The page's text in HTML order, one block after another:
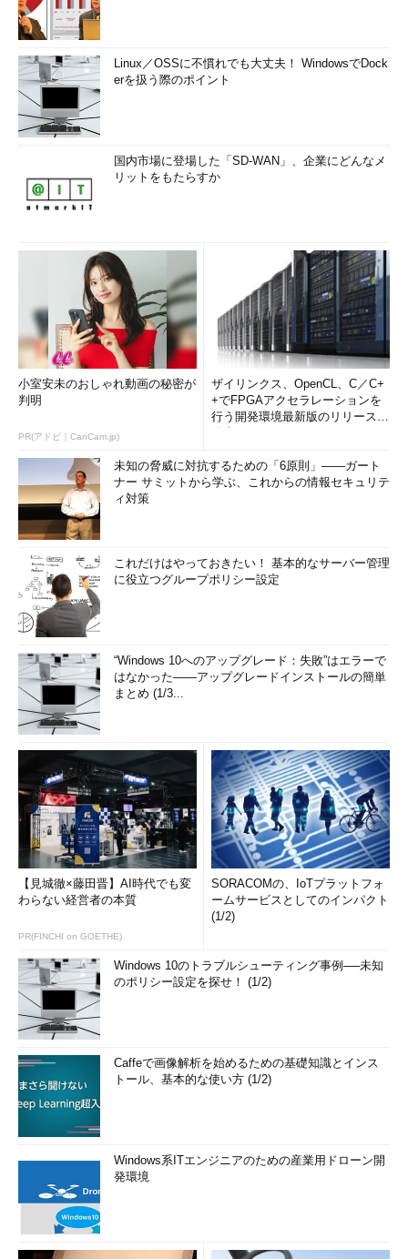
Linux／OSSに不慣れでも大丈夫！ WindowsでDock
erを扱う際のポイント
国内市場に登場した「SD-WAN」、企業にどんなメ
リットをもたらすか
小室安未のおしゃれ動画の秘密が
判明
PR(アドビ｜CanCam.jp)
ザイリンクス、OpenCL、C／C+
+でFPGAアクセラレーションを
行う開発環境最新版のリリースを
未知の脅威に対抗するための「6原則」――ガート
ナー サミットから学ぶ、これからの情報セキュリテ
ィ対策
これだけはやっておきたい！ 基本的なサーバー管理
に役立つグループポリシー設定
“Windows 10へのアップグレード：失敗”はエラーで
はなかった――アップグレードインストールの簡単
まとめ (1/3...
【見城徹×藤田晋】AI時代でも変
わらない経営者の本質
PR(FINCHI on GOETHE)
SORACOMの、IoTプラットフォ
ームサービスとしてのインパクト
(1/2)
Windows 10のトラブルシューティング事例──未知
のポリシー設定を探せ！ (1/2)
Caffeで画像解析を始めるための基礎知識とインス
トール、基本的な使い方 (1/2)
Windows系ITエンジニアのための産業用ドローン開
発環境